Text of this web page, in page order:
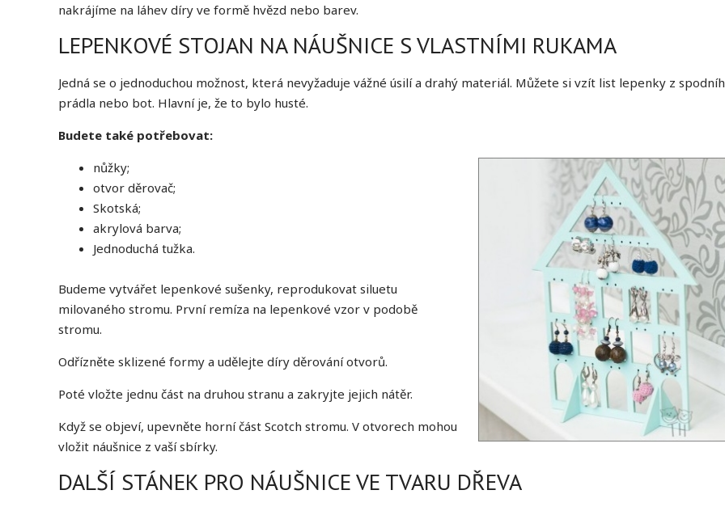
nakrájíme na láhev díry ve formě hvězd nebo barev.
LEPENKOVÉ STOJAN NA NÁUŠNICE S VLASTNÍMI RUKAMA
Jedná se o jednoduchou možnost, která nevyžaduje vážné úsilí a drahý materiál. Můžete si vzít list lepenky z
prádla nebo bot. Hlavní je, že to bylo husté.
Budete také potřebovat:
nůžky;
otvor děrovač;
Skotská;
akrylová barva;
Jednoduchá tužka.
Budeme vytvářet lepenkové sušenky, reprodukovat siluetu
milovaného stromu. První remíza na lepenkové vzor v podobě
stromu.
Odřízněte sklizené formy a udělejte díry děrování otvorů.
Poté vložte jednu část na druhou stranu a zakryjte jejich nátěr.
Když se objeví, upevněte horní část Scotch stromu. V otvorech mohou
vložit náušnice z vaší sbírky.
DALŠÍ STÁNEK PRO NÁUŠNICE VE TVARU DŘEVA